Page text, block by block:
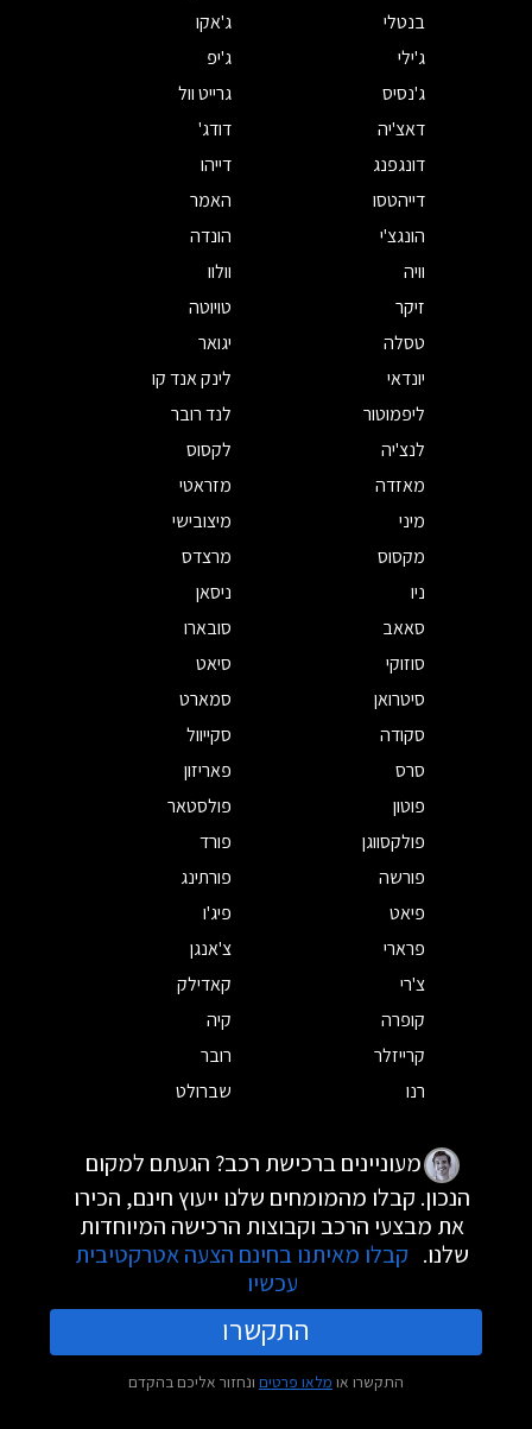
בנטלי
ג'אקו
ג'ילי
ג'יפ
ג'נסיס
גרייט וול
דאצ'יה
דודג'
דונגפנג
דייהו
דייהטסו
האמר
הונגצ'י
הונדה
וויה
וולוו
זיקר
טויוטה
טסלה
יגואר
יונדאי
לינק אנד קו
ליפמוטור
לנד רובר
לנצ'יה
לקסוס
מאזדה
מזראטי
מיני
מיצובישי
מקסוס
מרצדס
ניו
ניסאן
סאאב
סובארו
סוזוקי
סיאט
סיטרואן
סמארט
סקודה
סקייוול
סרס
פאריזון
פוטון
פולסטאר
פולקסווגן
פורד
פורשה
פורתינג
פיאט
פיג'ו
פרארי
צ'אנגן
צ'רי
קאדילק
קופרה
קיה
קרייזלר
רובר
רנו
שברולט
מעוניינים ברכישת רכב? הגעתם למקום
הנכון. קבלו מהמומחים שלנו ייעוץ חינם, הכירו
את מבצעי הרכב וקבוצות הרכישה המיוחדות
שלנו. קבלו מאיתנו בחינם הצעה אטרקטיבית
עכשיו
התקשרו
התקשרו או מלאו פרטים ונחזור אליכם בהקדם